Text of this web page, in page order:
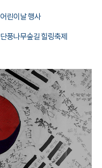
어린이날 행사
단풍나무숲길 힐링축제